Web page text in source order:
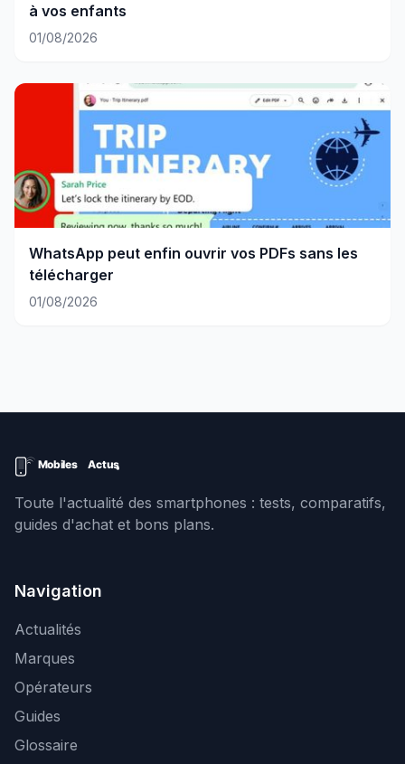
à vos enfants
01/08/2026
WhatsApp peut enfin ouvrir vos PDFs sans les
télécharger
01/08/2026
Toute l'actualité des smartphones : tests, comparatifs,
guides d'achat et bons plans.
Navigation
Actualités
Marques
Opérateurs
Guides
Glossaire